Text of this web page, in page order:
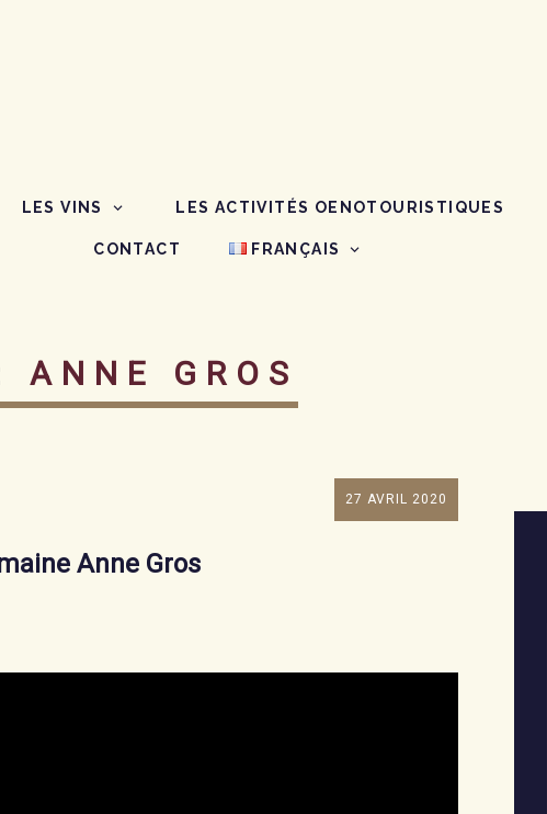
LES VINS LES ACTIVITÉS OENOTOURISTIQUES
CONTACT FRANÇAIS
ANNE GROS
27 AVRIL 2020
Anne Gros